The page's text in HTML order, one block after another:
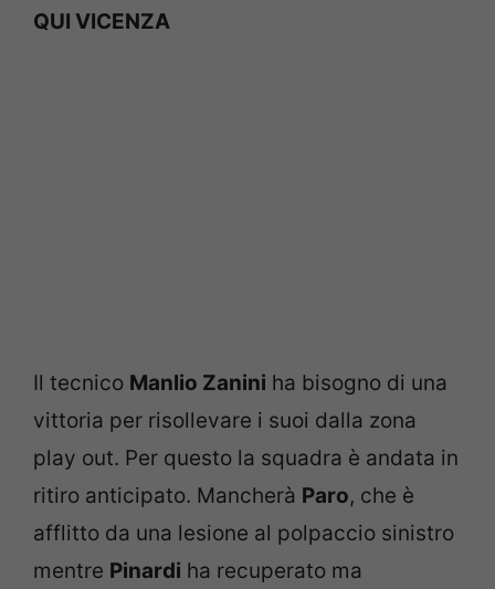
QUI VICENZA
Il tecnico Manlio Zanini ha bisogno di una
vittoria per risollevare i suoi dalla zona
play out. Per questo la squadra è andata in
ritiro anticipato. Mancherà Paro, che è
afflitto da una lesione al polpaccio sinistro
mentre Pinardi ha recuperato ma